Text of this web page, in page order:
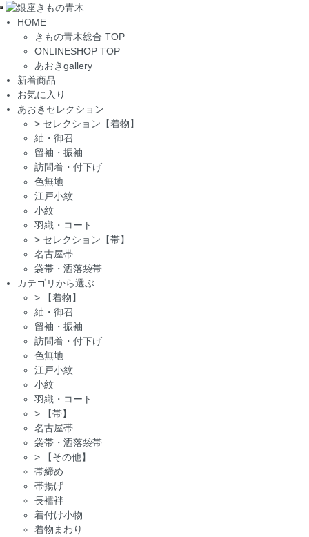
Toggle
navigation
HOME
きもの青木総合 TOP
ONLINESHOP TOP
あおきgallery
新着商品
お気に入り
あおきセレクション
> セレクション【着物】
紬・御召
留袖・振袖
訪問着・付下げ
色無地
江戸小紋
小紋
羽織・コート
> セレクション【帯】
名古屋帯
袋帯・洒落袋帯
カテゴリから選ぶ
>
【着物】
紬・御召
留袖・振袖
訪問着・付下げ
色無地
江戸小紋
小紋
羽織・コート
>
【帯】
名古屋帯
袋帯・洒落袋帯
>
【その他】
帯締め
帯揚げ
長襦袢
着付け小物
着物まわり